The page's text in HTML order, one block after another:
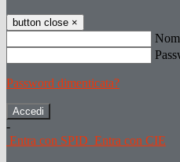
button close ×
Password dimenticata?
-
Entra con SPID Entra con CIE